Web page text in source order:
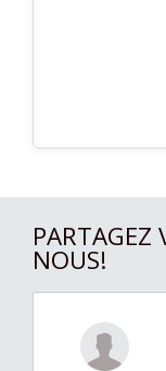
PARTAGEZ
NOUS!